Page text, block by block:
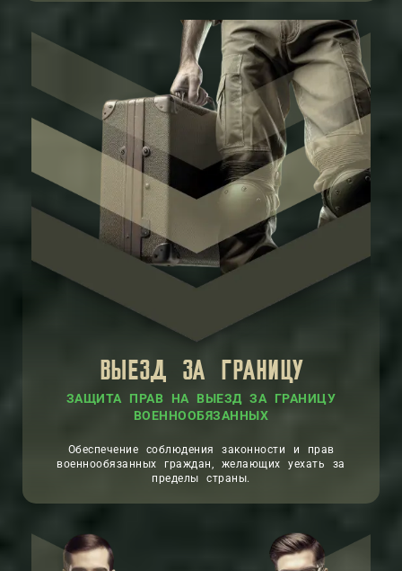
ВЫЕЗД ЗА ГРАНИЦУ
ЗАЩИТА ПРАВ НА ВЫЕЗД ЗА ГРАНИЦУ
ВОЕННООБЯЗАННЫХ
Обеспечение соблюдения законности и прав
военнообязанных граждан, желающих уехать за
пределы страны.